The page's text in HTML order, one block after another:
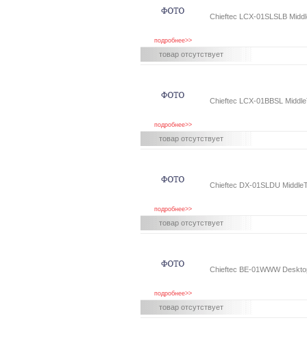
подробнее>>
Chieftec LСX-01SLSLB
товар отсутствует
подробнее>>
Chieftec LСX-01BBSL
товар отсутствует
подробнее>>
Chieftec DX-01SLDU
товар отсутствует
подробнее>>
Chieftec BE-01WWW
товар отсутствует